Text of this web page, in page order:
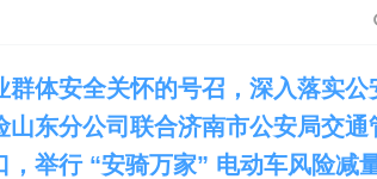
群体安全关怀的号召，深入落实公
山东分公司 联合济南市公安局交通
， 举行“安骑万家” 电动车风险减